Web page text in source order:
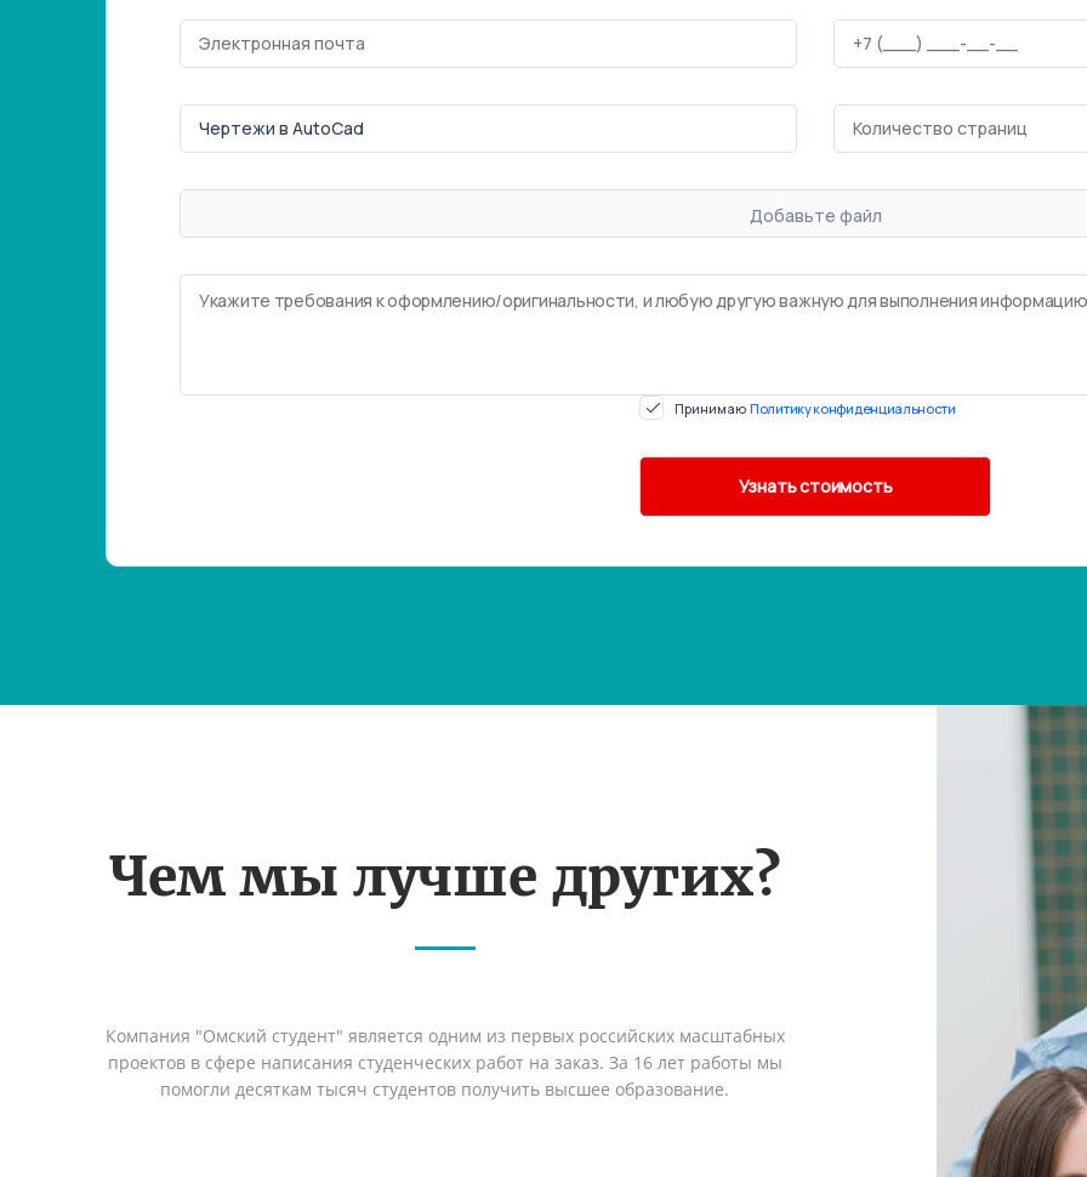
Добавьте файл
Принимаю Политику конфиденциальности
Чем мы лучше других?
Компания "Омский студент" является одним из первых российских масштабных
проектов в сфере написания студенческих работ на заказ. За 16 лет работы мы
помогли десяткам тысяч студентов получить высшее образование.